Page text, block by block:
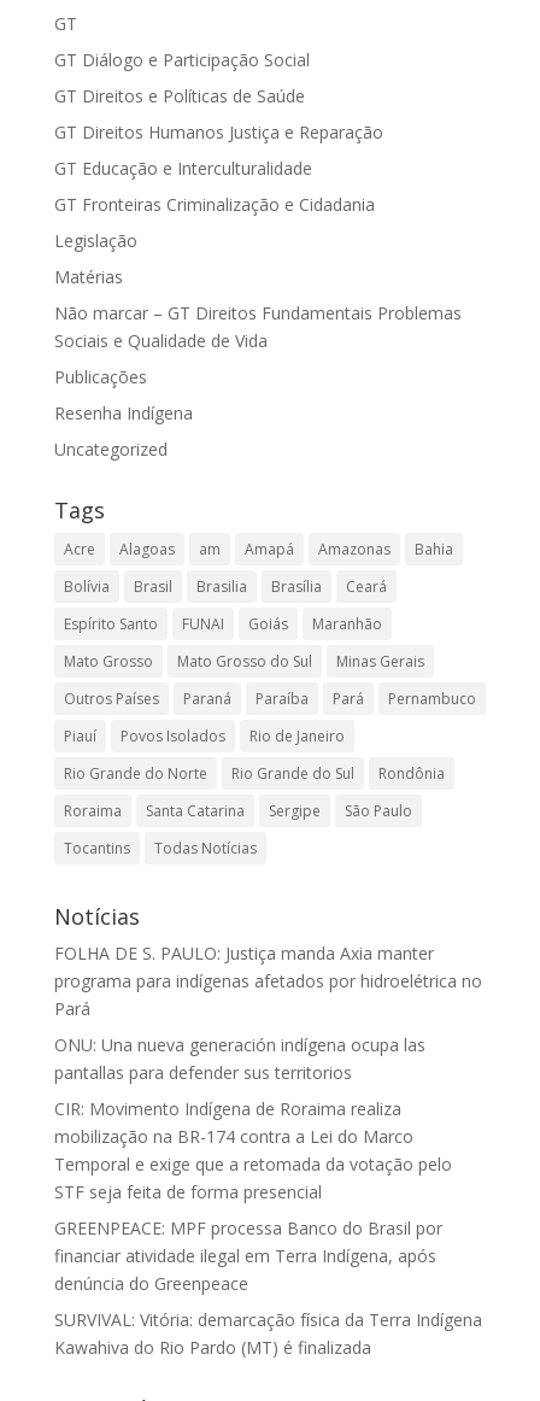
GT
GT Diálogo e Participação Social
GT Direitos e Políticas de Saúde
GT Direitos Humanos Justiça e Reparação
GT Educação e Interculturalidade
GT Fronteiras Criminalização e Cidadania
Legislação
Matérias
Não marcar – GT Direitos Fundamentais Problemas
Sociais e Qualidade de Vida
Publicações
Resenha Indígena
Uncategorized
Tags
Acre Alagoas am Amapá Amazonas
Bahia
Bolívia
Brasil Brasilia Brasília
Ceará
Espírito Santo
FUNAI Goiás
Maranhão
Mato Grosso
Mato Grosso do Sul
Minas Gerais
Outros Países
Paraná Paraíba Pará
Pernambuco
Piauí
Povos Isolados
Rio de Janeiro
Rio Grande do Norte
Rio Grande do Sul
Rondônia
Roraima
Santa Catarina Sergipe
São Paulo
Tocantins
Todas Notícias
Notícias
FOLHA DE S. PAULO: Justiça manda Axia manter
programa para indígenas afetados por hidroelétrica no
Pará
ONU: Una nueva generación indígena ocupa las
pantallas para defender sus territorios
CIR: Movimento Indígena de Roraima realiza
mobilização na BR-174 contra a Lei do Marco
Temporal e exige que a retomada da votação pelo
STF seja feita de forma presencial
GREENPEACE: MPF processa Banco do Brasil por
financiar atividade ilegal em Terra Indígena, após
denúncia do Greenpeace
SURVIVAL: Vitória: demarcação física da Terra Indígena
Kawahiva do Rio Pardo (MT) é finalizada